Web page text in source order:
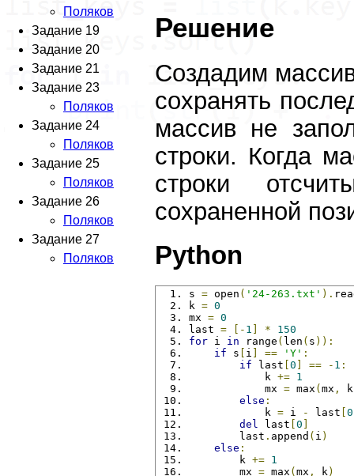
Поляков
Задание 19
Задание 20
Задание 21
Задание 23
Поляков
Задание 24
Поляков
Задание 25
Поляков
Задание 26
Поляков
Задание 27
Поляков
Решение
Создадим
сохранять
массив не
строки. Когда
строки
сохраненной
Python
s = open ( '24-263.txt' ).
k = 0
mx = 0
last = [- 1 ] *
150
for i in range ( len ( s )):
if s [ i ] == 'Y' :
if last [0 ] == - 1 :
            k
+= 1
            mx
= max (mx , k
else :
            k
= i - last [0
del
last [0 ]
        last
. append ( i )
else :
        k
+= 1
        mx
= max (mx , k )